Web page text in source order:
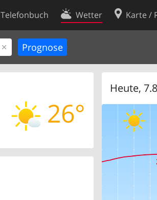
Telefonbuch Wetter Karte /
26°
Heute,
Kontakt
Nutzungsbedingungen